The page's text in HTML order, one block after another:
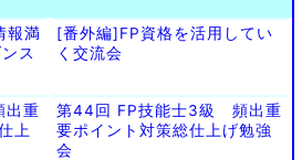
報満
ス
[番外編]FP資格を活用してい
く交流会
重
上
第44回 FP技能士3級 頻出重
要ポイント対策総仕上げ勉強
会